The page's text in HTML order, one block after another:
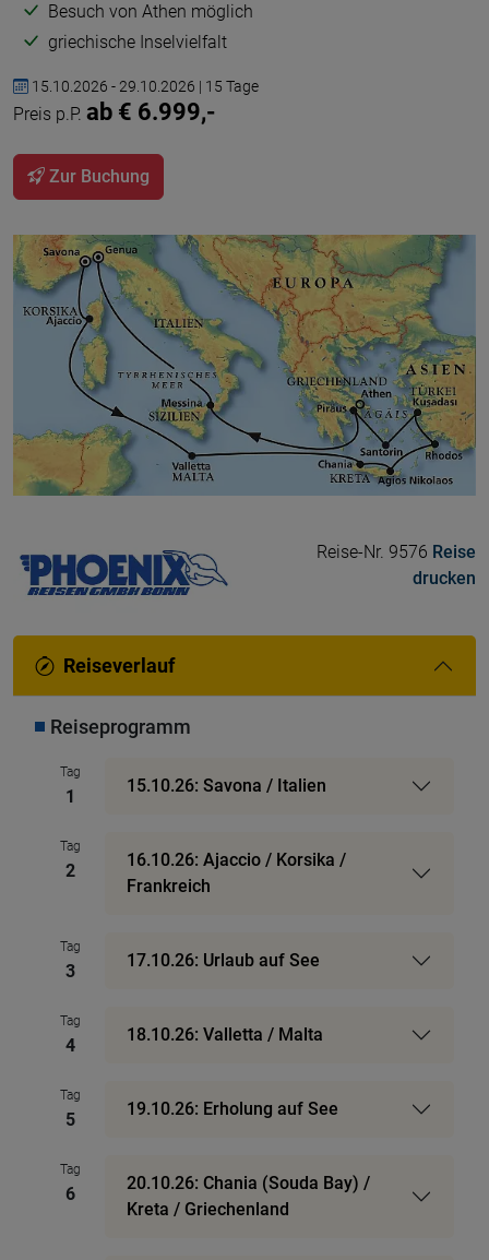
Besuch von Athen möglich
griechische Inselvielfalt
15.10.2026 - 29.10.2026 | 15 Tage
Preis p.P. ab € 6.999,-
Zur Buchung
Reise-Nr. 9576 Reise
drucken
Reiseverlauf
Reiseprogramm
Tag
1
15.10.26: Savona / Italien
Tag
2
16.10.26: Ajaccio / Korsika /
Frankreich
Tag
3
17.10.26: Urlaub auf See
Tag
4
18.10.26: Valletta / Malta
Tag
5
19.10.26: Erholung auf See
Tag
6
20.10.26: Chania (Souda Bay) /
Kreta / Griechenland